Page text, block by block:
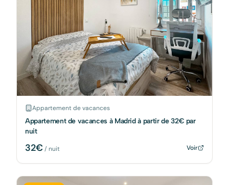
Appartement de vacances
Appartement de vacances à Madrid à partir de 32€ par
nuit
32€/ nuit Voir